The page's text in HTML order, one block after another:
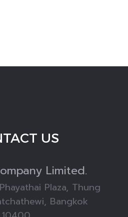
US
Limited.
Plaza, Thung
Bangkok